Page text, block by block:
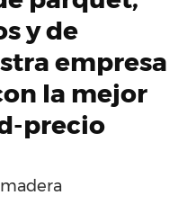
y de
empresa
la mejor
precio